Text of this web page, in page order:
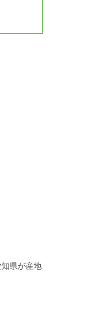
県が産地